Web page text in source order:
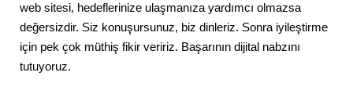
web sitesi, hedeflerinize ulaşmanıza yardımcı olmazsa
değersizdir. Siz konuşursunuz, biz dinleriz. Sonra iyileştirme
için pek çok müthiş fikir veririz. Başarının dijital nabzını
tutuyoruz.